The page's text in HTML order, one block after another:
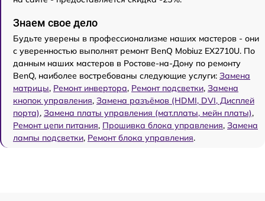
Знаем свое дело
Будьте уверены в профессионализме наших мастеров - они
с уверенностью выполнят ремонт BenQ Mobiuz EX2710U. По
данным наших мастеров в Ростове-на-Дону по ремонту
BenQ, наиболее востребованы следующие услуги: Замена
матрицы, Ремонт инвертора, Ремонт подсветки, Замена
кнопок управления, Замена разъёмов (HDMI, DVI, Дисплей
порта), Замена платы управления (мат.платы, мейн платы),
Ремонт цепи питания, Прошивка блока управления, Замена
лампы подсветки, Ремонт блока управления.